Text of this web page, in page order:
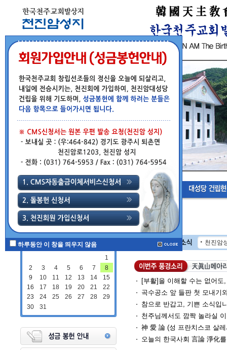
2026 8월
1
2
3 4 5 6 7
8
9
10 11 12 13 14
15
16
17 18 19 20 21
22
23
24 25 26 27 28
29
30
31
하루동안 이 창을 띄우지 않음